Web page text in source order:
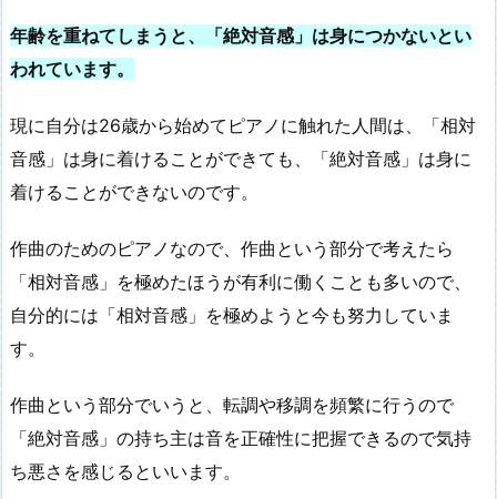
年齢を重ねてしまうと、「絶対音感」は身につかないとい
われています。
現に自分は26歳から始めてピアノに触れた人間は、「相対
音感」は身に着けることができても、「絶対音感」は身に
着けることができないのです。
作曲のためのピアノなので、作曲という部分で考えたら
「相対音感」を極めたほうが有利に働くことも多いので、
自分的には「相対音感」を極めようと今も努力していま
す。
作曲という部分でいうと、転調や移調を頻繁に行うので
「絶対音感」の持ち主は音を正確性に把握できるので気持
ち悪さを感じるといいます。